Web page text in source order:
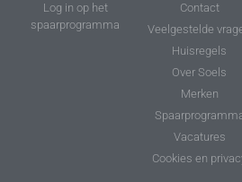
Log in op het
spaarprogramma
Contact
Veelgestelde
Huisregels
Over Soels
Merken
Vacatures
Cookies en